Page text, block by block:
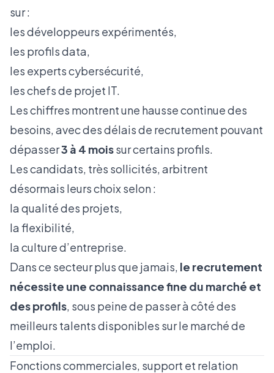
sur :
les développeurs expérimentés,
les profils data,
les experts cybersécurité,
les chefs de projet IT.
Les chiffres montrent une hausse continue des
besoins, avec des délais de recrutement pouvant
dépasser3 à 4 moissur certains profils.
Les candidats, très sollicités, arbitrent
désormais leurs choix selon :
la qualité des projets,
la flexibilité,
la culture d’entreprise.
Dans ce secteur plus que jamais, le recrutement
nécessite une connaissance fine du marché et
des profils, sous peine de passer à côté des
meilleurs talents disponibles sur le marché de
l’emploi.
Fonctions commerciales, support et relation